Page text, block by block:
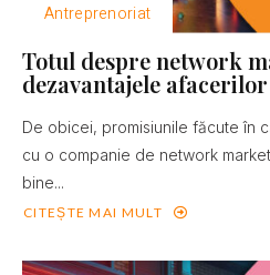
Antreprenoriat
Totul despre network
dezavantajele
De obicei, promisiunile făcute în
cu o companie de network
bine...
CITEȘTE MAI MULT